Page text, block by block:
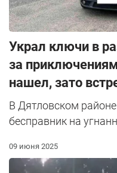
Украл ключи в
за
нашел, зато
В Дятловском
бесправник на
09 июня 2025